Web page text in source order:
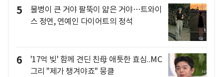
5
물병이 큰 거야 팔뚝이 얇은 거야…트와이
스 정연, 연예인 다이어트의 정석
6
'17억 빚' 함께 견딘 친母 애틋한 효심..MC
그리 "제가 챙겨야죠" 뭉클